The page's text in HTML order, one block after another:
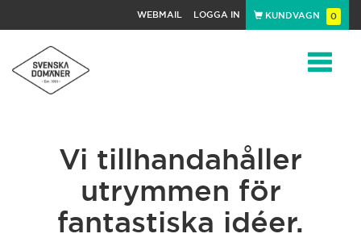
WEBMAIL LOGGA IN KUNDVAGN 0
Vi tillhandahåller
utrymmen för
fantastiska idéer.